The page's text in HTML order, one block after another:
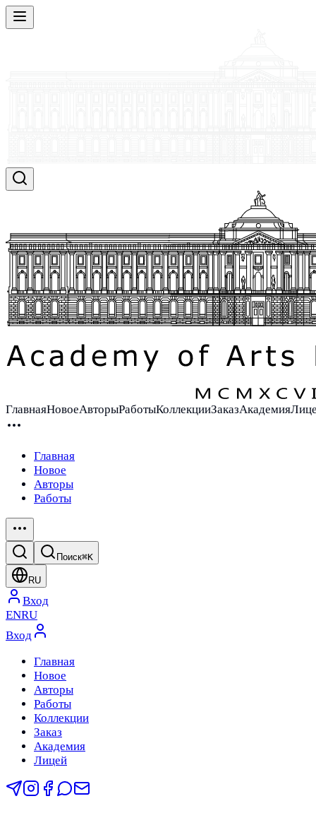
ГлавнаяНовоеАвторыРаботыКоллекцииЗаказАкадемия
Главная
Новое
Авторы
Работы
Поиск⌘K
RU
Вход
ENRU
Вход
Главная
Новое
Авторы
Работы
Коллекции
Заказ
Академия
Лицей